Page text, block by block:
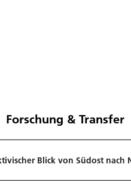
Forschung & Transfer
Blick von Südost nach